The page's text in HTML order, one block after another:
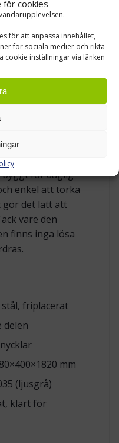
för cookies
för att anpassa innehållet,
för sociala medier och rikta
cookie inställningar via länken
levereras
nycklar ingår, så
Skåpet är
egen hand; vid
med lämplig
HÅLLA REN
för daglig
enkel att torka
gör det lätt att
vare den
finns inga lösa
friplacerat
delen
mm
(ljusgrå)
klart för